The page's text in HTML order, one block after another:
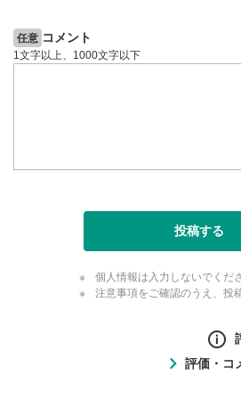
任意 コメント
1文字以上、1000文字以下
投稿する
個人情報は入力しないでくだ
注意事項をご確認のうえ、投
評価・コ